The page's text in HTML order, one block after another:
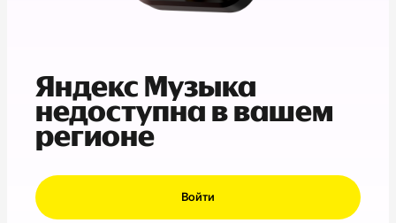
Яндекс Музыка
недоступна в вашем
регионе
Войти